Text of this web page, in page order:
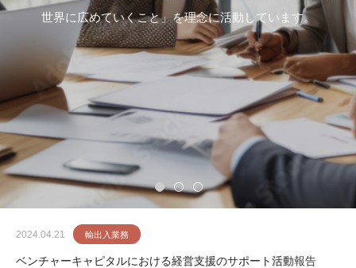
世界に広めていくこと」を理念に活動しています。
2024.04.21 輸出入業務
ベンチャーキャピタルにおける経営支援のサポート活動報告